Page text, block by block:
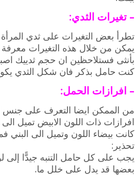
– تغيرات الثدي:
تطرأ بعض التغيرات على ثدي المرأة
يمكن من خلال هذه التغيرات معرفة
بأنثى فستلاحظين ان حجم ثدييك
كنت حامل بذكر فان شكل الثدي
– افرازات الحمل:
من الممكن ايضا التعرف على جنس
افرازات ذات اللون الابيض تميل
كانت بيضاء اللون وتميل الى البني
تحذير:
يجب على كل حامل التنبه جيدًّا إلى
بعضها قد يدل على خلل ما.